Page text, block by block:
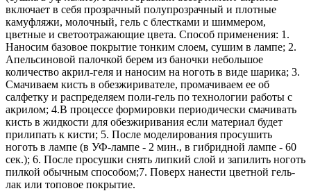
включает в себя прозрачный полупрозрачный и плотные
камуфляжи, молочный, гель с блестками и шиммером,
цветные и светоотражающие цвета. Способ применения: 1.
Наносим базовое покрытие тонким слоем, сушим в лампе; 2.
Апельсиновой палочкой берем из баночки небольшое
количество акрил-геля и наносим на ноготь в виде шарика; 3.
Смачиваем кисть в обезжиривателе, промачиваем ее об
салфетку и распределяем поли-гель по технологии работы с
акрилом; 4.В процессе формировки периодически смачивать
кисть в жидкости для обезжиривания если материал будет
прилипать к кисти; 5. После моделирования просушить
ноготь в лампе (в УФ-лампе - 2 мин., в гибридной лампе - 60
сек.); 6. После просушки снять липкий слой и запилить ноготь
пилкой обычным способом;7. Поверх нанести цветной гель-
лак или топовое покрытие.